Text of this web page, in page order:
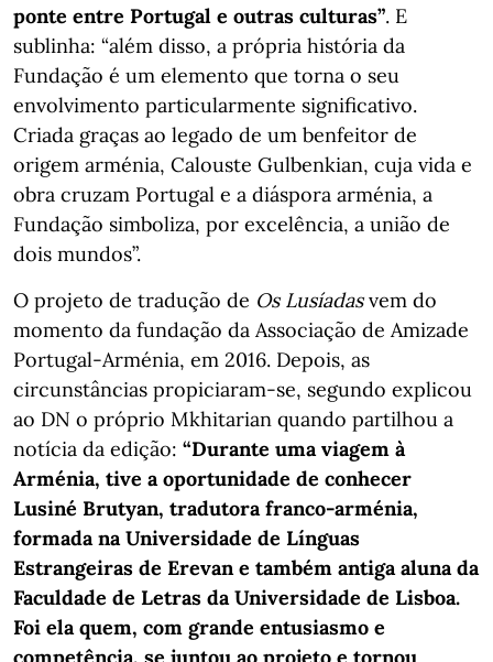
ponte entre Portugal e outras culturas”. E
sublinha: “além disso, a própria história da
Fundação é um elemento que torna o seu
envolvimento particularmente significativo.
Criada graças ao legado de um benfeitor de
origem arménia, Calouste Gulbenkian, cuja vida e
obra cruzam Portugal e a diáspora arménia, a
Fundação simboliza, por excelência, a união de
dois mundos”.
O projeto de tradução de Os Lusíadasvem do
momento da fundação da Associação de Amizade
Portugal-Arménia, em 2016. Depois, as
circunstâncias propiciaram-se, segundo explicou
ao DN o próprio Mkhitarian quando partilhou a
notícia da edição: “Durante uma viagem à
Arménia, tive a oportunidade de conhecer
Lusiné Brutyan, tradutora franco-arménia,
formada na Universidade de Línguas
Estrangeiras de Erevan e também antiga aluna da
Faculdade de Letras da Universidade de Lisboa.
Foi ela quem, com grande entusiasmo e
competência, se juntou ao projeto e tornou